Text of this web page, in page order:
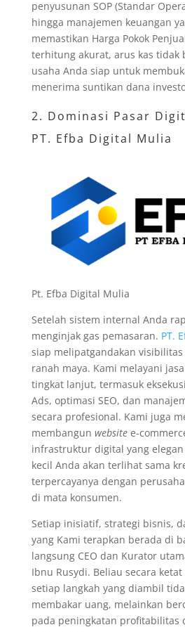
penyusunan SOP (Standar
hingga manajemen keuangan
memastikan Harga Pokok
terhitung akurat, arus kas tidak
usaha Anda siap untuk
menerima suntikan dana
2. Dominasi Pasar
PT. Efba Digital Mulia
Pt. Efba Digital Mulia
Setelah sistem internal Anda
menginjak gas pemasaran. PT.
siap melipatgandakan
ranah maya. Kami melayani jasa
tingkat lanjut, termasuk
Ads, optimasi SEO, dan
secara profesional. Kami juga
membangun websitee-
infrastruktur digital yang
kecil Anda akan terlihat sama
terpercayanya dengan
di mata konsumen.
Setiap inisiatif, strategi bisnis,
yang Kami terapkan berada di
langsung CEO dan Kurator
Ibnu Rusydi. Beliau secara
setiap langkah yang diambil
membakar uang, melainkan
pada peningkatan profitabilitas